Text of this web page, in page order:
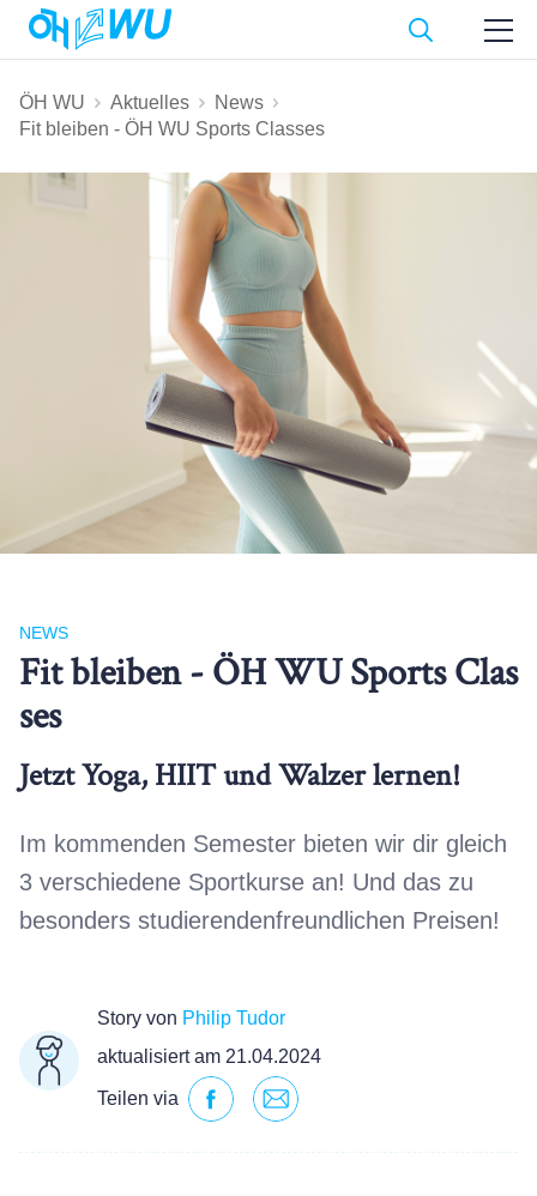
ÖH WU Aktuelles
News
Fit bleiben - ÖH WU Sports Classes
NEWS
Fit bleiben - ÖH WU Sports Clas
ses
Jetzt Yoga, HIIT und Walzer lernen!
Im kommenden Semester bieten wir dir gleich
3 verschiedene Sportkurse an! Und das zu
besonders studierendenfreundlichen Preisen!
Story von Philip Tudor
aktualisiert am 21.04.2024
Teilen via